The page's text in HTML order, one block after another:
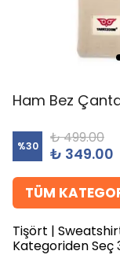
Ham Bez
%30 ₺ 499.00
₺ 349.00
TÜM
Tişört |
Kategoriden Seç